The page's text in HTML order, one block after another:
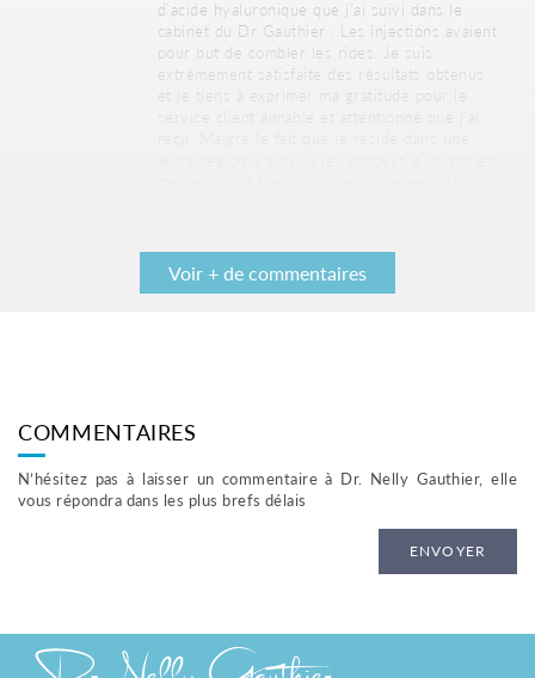
d’acide hyaluronique que j’ai suivi dans le
cabinet du Dr Gauthier . Les injections avaient
pour but de combler les rides. Je suis
extrêmement satisfaite des résultats obtenus
et je tiens à exprimer ma gratitude pour le
DR GAUTHIER
Voir + de commentaires
COMMENTAIRES
N’hésitez pas à laisser un commentaire à Dr. Nelly Gauthier, elle
vous répondra dans les plus brefs délais
ENVOYER